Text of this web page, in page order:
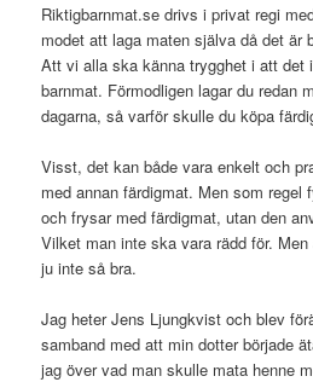
Riktigbarnmat.se drivs i privat regi
modet att laga maten själva då det är
Att vi alla ska känna trygghet i att det
barnmat. Förmodligen lagar du redan
dagarna, så varför skulle du köpa
Visst, det kan både vara enkelt och
med annan färdigmat. Men som
och frysar med färdigmat, utan den
Vilket man inte ska vara rädd för.
ju inte så bra.
Jag heter Jens Ljungkvist och blev
samband med att min dotter började
jag över vad man skulle mata henne